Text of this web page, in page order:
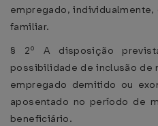
empregado,
familiar.
§ 2º A disposição
possibilidade de inclusão de
empregado demitido ou
aposentado no período de
beneficiário.